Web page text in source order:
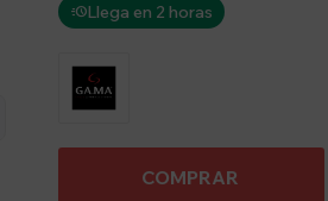
Llega en 2 horas
COMPRAR